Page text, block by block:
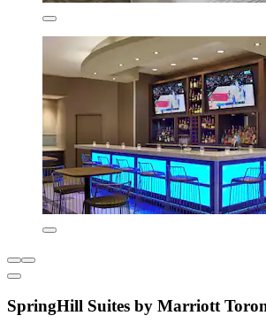
SpringHill Suites by Marriott